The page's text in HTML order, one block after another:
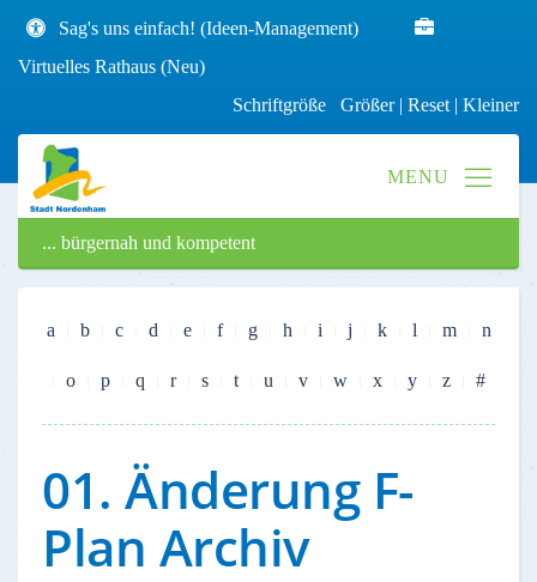
Sag's uns einfach! (Ideen-Management)
Virtuelles Rathaus (Neu)
Schriftgröße Größer| Reset | Kleiner
... bürgernah und kompetent
a b c d e f g h i j k l m n
o p q r s t u v w x y z #
01. Änderung F-
Plan Archiv